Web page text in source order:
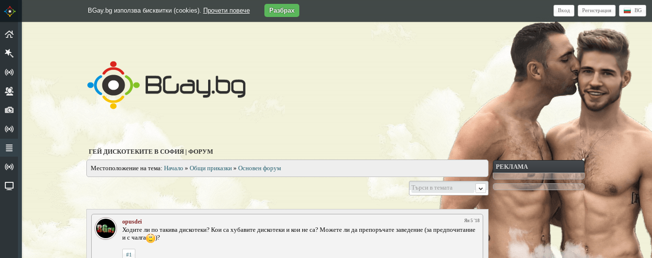
ГРУПИ
СНИМКИ
АНКЕТИ
ИЗПОВЕДАЛНЯ
Вход Регистрация BG
ГЕЙ ДИСКОТЕКИТЕ В СОФИЯ | ФОРУМ
Местоположение на тема: Начало » Общи приказки » Основен форум
opusdei Ян 5 '18
Ходите ли по такива дискотеки? Кои са хубавите дискотеки и кои не са? Можете ли да препоръчате заведение (за предпочитание
и с чалга
)?
#1
РЕКЛАМА
BGay.bg използва бисквитки (cookies). Прочети повече Разбрах